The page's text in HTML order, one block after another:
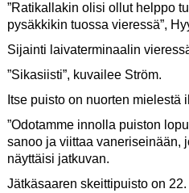
”Ratikallakin olisi ollut helppo
pysäkkikin tuossa vieressä”,
Sijainti laivaterminaalin
”Sikasiisti”, kuvailee Ström.
Itse puisto on nuorten mielestä
”Odotamme innolla puiston
sanoo ja viittaa vaneriseinään,
näyttäisi jatkuvan.
Jätkäsaaren skeittipuisto on